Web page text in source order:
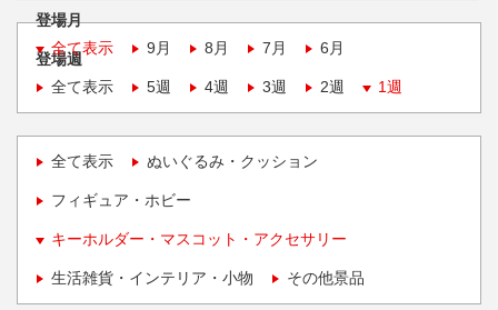
登場月
全て表示
9月 8月 7月 6月
登場週
全て表示
5週 4週 3週 2週 1週
全て表示 ぬいぐるみ・クッション
フィギュア・ホビー
キーホルダー・マスコット・アクセサリー
生活雑貨・インテリア・小物 その他景品